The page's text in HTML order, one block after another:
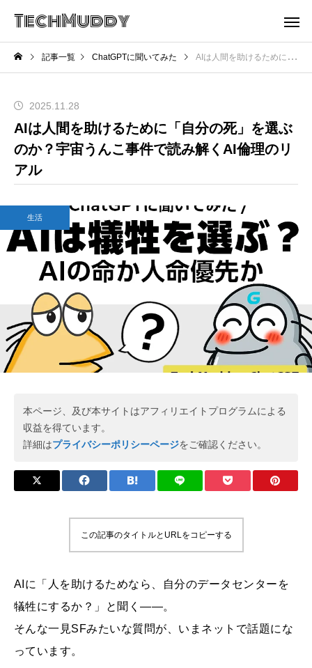
TechMuddy
記事一覧 ChatGPTに聞いてみた AIは人間を助けるために「自分の死」を選ぶのか？宇宙うんこ事件で読み解くAI倫理のリアル
2025.11.28
AIは人間を助けるために「自分の死」を選ぶ
のか？宇宙うんこ事件で読み解くAI倫理のリ
アル
生活
本ページ、及び本サイトはアフィリエイトプログラムによる
収益を得ています。
詳細はプライバシーポリシーページをご確認ください。
この記事のタイトルとURLをコピーする
AIに「人を助けるためなら、自分のデータセンターを
犠牲にするか？」と聞く――。
そんな一見SFみたいな質問が、いまネットで話題にな
っています。